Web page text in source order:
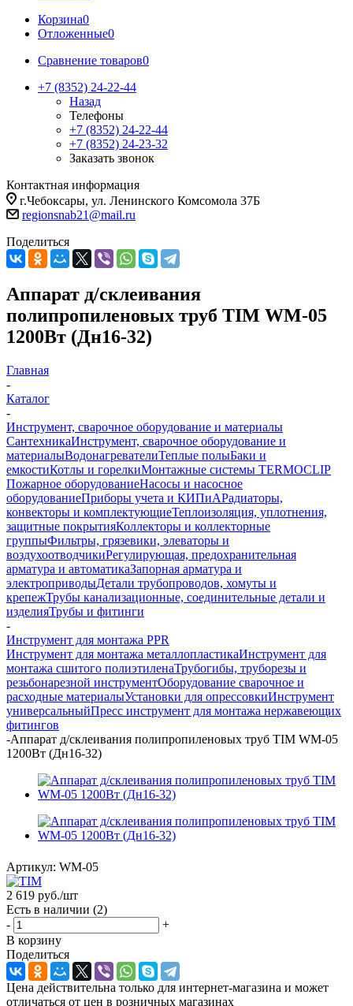
Корзина0
Отложенные0
Сравнение товаров0
+7 (8352) 24-22-44
Назад
Телефоны
+7 (8352) 24-22-44
+7 (8352) 24-23-32
Заказать звонок
Контактная информация
г.Чебоксары, ул. Ленинского Комсомола 37Б
regionsnab21@mail.ru
Поделиться
Аппарат д/склеивания
полипропиленовых труб TIM WM-05
1200Вт (Дн16-32)
Главная
-
Каталог
-
Инструмент, сварочное оборудование и материалы
СантехникаИнструмент, сварочное оборудование и
материалыВодонагревателиТеплые полыБаки и
емкостиКотлы и горелкиМонтажные системы TERMOCLIP
Пожарное оборудованиеНасосы и насосное
оборудованиеПриборы учета и КИПиАРадиаторы,
конвекторы и комплектующиеТеплоизоляция, уплотнения,
защитные покрытияКоллекторы и коллекторные
группыФильтры, грязевики, элеваторы и
воздухоотводчикиРегулирующая, предохранительная
арматура и автоматикаЗапорная арматура и
электроприводыДетали трубопроводов, хомуты и
крепежТрубы канализационные, соединительные детали и
изделияТрубы и фитинги
-
Инструмент для монтажа PPR
Инструмент для монтажа металлопластикаИнструмент для
монтажа сшитого полиэтиленаТрубогибы, труборезы и
резьбонарезной инструментОборудование сварочное и
расходные материалыУстановки для опрессовкиИнструмент
универсальныйПресс инструмент для монтажа нержавеющих
фитингов
-Аппарат д/склеивания полипропиленовых труб TIM WM-05
1200Вт (Дн16-32)
Артикул: WM-05
2 619 руб./шт
Есть в наличии (2)
-
+
В корзину
Поделиться
Цена действительна только для интернет-магазина и может
отличаться от цен в розничных магазинах